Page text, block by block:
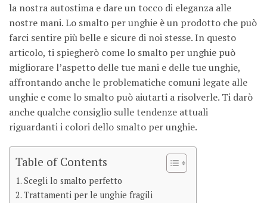
la nostra autostima e dare un tocco di eleganza alle
nostre mani. Lo smalto per unghie è un prodotto che può
farci sentire più belle e sicure di noi stesse. In questo
articolo, ti spiegherò come lo smalto per unghie può
migliorare l’aspetto delle tue mani e delle tue unghie,
affrontando anche le problematiche comuni legate alle
unghie e come lo smalto può aiutarti a risolverle. Ti darò
anche qualche consiglio sulle tendenze attuali
riguardanti i colori dello smalto per unghie.
Table of Contents
Scegli lo smalto perfetto
Trattamenti per le unghie fragili